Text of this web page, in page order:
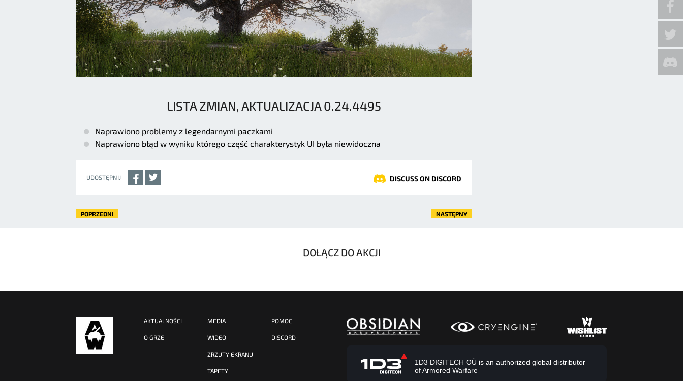
LISTA ZMIAN, AKTUALIZACJA 0.24.4495
Naprawiono problemy z legendarnymi paczkami
Naprawiono błąd w wyniku którego część charakterystyk UI była niewidoczna
UDOSTĘPNIJ DISCUSS ON DISCORD
POPRZEDNI NASTĘPNY
DOŁĄCZ DO AKCJI
AKTUALNOŚCI
O GRZE
MEDIA
WIDEO
ZRZUTY EKRANU
TAPETY
POMOC
DISCORD
1D3 DIGITECH OÜ is an authorized global distributor
of Armored Warfare